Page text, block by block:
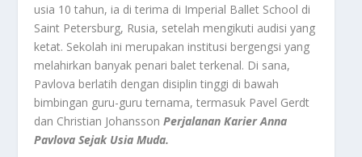
usia 10 tahun, ia di terima di Imperial Ballet School di
Saint Petersburg, Rusia, setelah mengikuti audisi yang
ketat. Sekolah ini merupakan institusi bergengsi yang
melahirkan banyak penari balet terkenal. Di sana,
Pavlova berlatih dengan disiplin tinggi di bawah
bimbingan guru-guru ternama, termasuk Pavel Gerdt
dan Christian Johansson Perjalanan Karier Anna
Pavlova Sejak Usia Muda.